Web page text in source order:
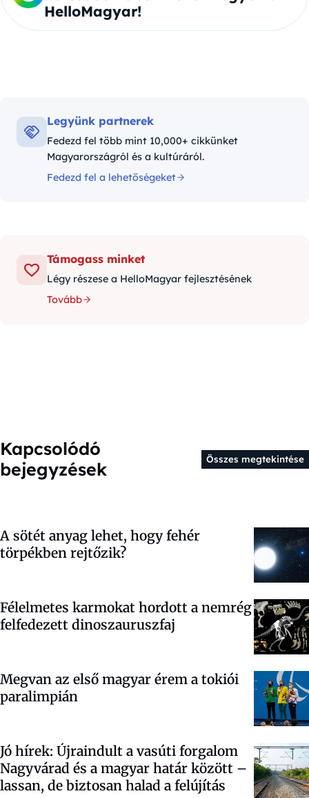
HelloMagyar!
Legyünk partnerek
Fedezd fel több mint 10,000+ cikkünket
Magyarországról és a kultúráról.
Fedezd fel a lehetőségeket
Támogass minket
Légy részese a HelloMagyar fejlesztésének
Tovább
Kapcsolódó
bejegyzések
Összes megtekintése
A sötét anyag lehet, hogy fehér
törpékben rejtőzik?
Félelmetes karmokat hordott a nemrég
felfedezett dinoszauruszfaj
Megvan az első magyar érem a tokiói
paralimpián
Jó hírek: Újraindult a vasúti forgalom
Nagyvárad és a magyar határ között –
lassan, de biztosan halad a felújítás